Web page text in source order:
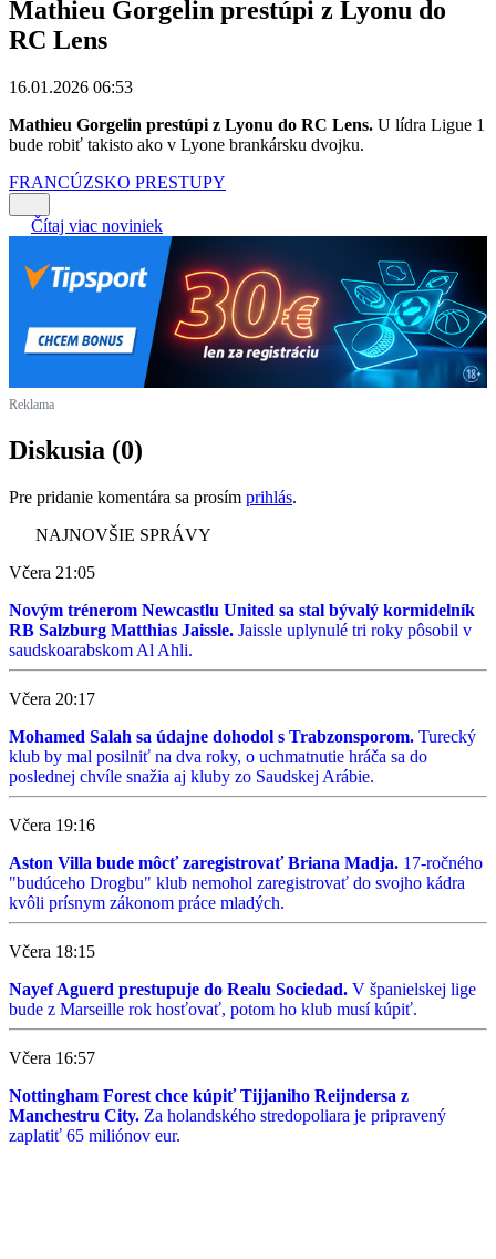
Mathieu Gorgelin prestúpi z Lyonu do
RC Lens
16.01.2026 06:53
Mathieu Gorgelin prestúpi z Lyonu do RC Lens. U lídra Ligue 1
bude robiť takisto ako v Lyone brankársku dvojku.
FRANCÚZSKO PRESTUPY
Čítaj viac noviniek
Reklama
Diskusia (0)
Pre pridanie komentára sa prosím prihlás.
NAJNOVŠIE SPRÁVY
Včera 21:05
Novým trénerom Newcastlu United sa stal bývalý kormidelník
RB Salzburg Matthias Jaissle. Jaissle uplynulé tri roky pôsobil v
saudskoarabskom Al Ahli.
Včera 20:17
Mohamed Salah sa údajne dohodol s Trabzonsporom. Turecký
klub by mal posilniť na dva roky, o uchmatnutie hráča sa do
poslednej chvíle snažia aj kluby zo Saudskej Arábie.
Včera 19:16
Aston Villa bude môcť zaregistrovať Briana Madja. 17-ročného
"budúceho Drogbu" klub nemohol zaregistrovať do svojho kádra
kvôli prísnym zákonom práce mladých.
Včera 18:15
Nayef Aguerd prestupuje do Realu Sociedad. V španielskej lige
bude z Marseille rok hosťovať, potom ho klub musí kúpiť.
Včera 16:57
Nottingham Forest chce kúpiť Tijjaniho Reijndersa z
Manchestru City. Za holandského stredopoliara je pripravený
zaplatiť 65 miliónov eur.